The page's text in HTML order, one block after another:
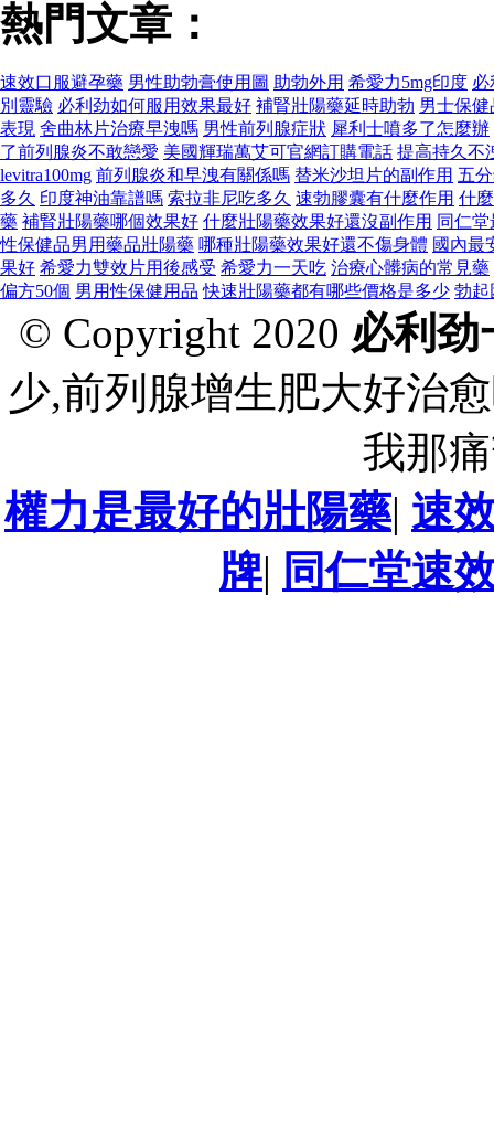
熱門文章：
速效口服避孕藥 男性助勃膏使用圖 助勃外用 希愛力5mg印度 必
別靈驗 必利劲如何服用效果最好 補腎壯陽藥延時助勃 男士保
表現 舍曲林片治療早洩嗎 男性前列腺症狀 犀利士噴多了怎麼辦
了前列腺炎不敢戀愛 美國輝瑞萬艾可官網訂購電話 提高持久不
levitra100mg 前列腺炎和早洩有關係嗎 替米沙坦片的副作用 五
多久 印度神油靠譜嗎 索拉非尼吃多久 速勃膠囊有什麼作用 什
藥 補腎壯陽藥哪個效果好 什麼壯陽藥效果好還沒副作用 同仁
性保健品男用藥品壯陽藥 哪種壯陽藥效果好還不傷身體 國內最
果好 希愛力雙效片用後感受 希愛力一天吃 治療心髒病的常見藥
偏方50個 男用性保健用品 快速壯陽藥都有哪些價格是多少 勃起
© Copyright 2020 必利劲
少,前列腺增生肥大好治
我那
權力是最好的壯陽藥| 速
牌| 同仁堂速